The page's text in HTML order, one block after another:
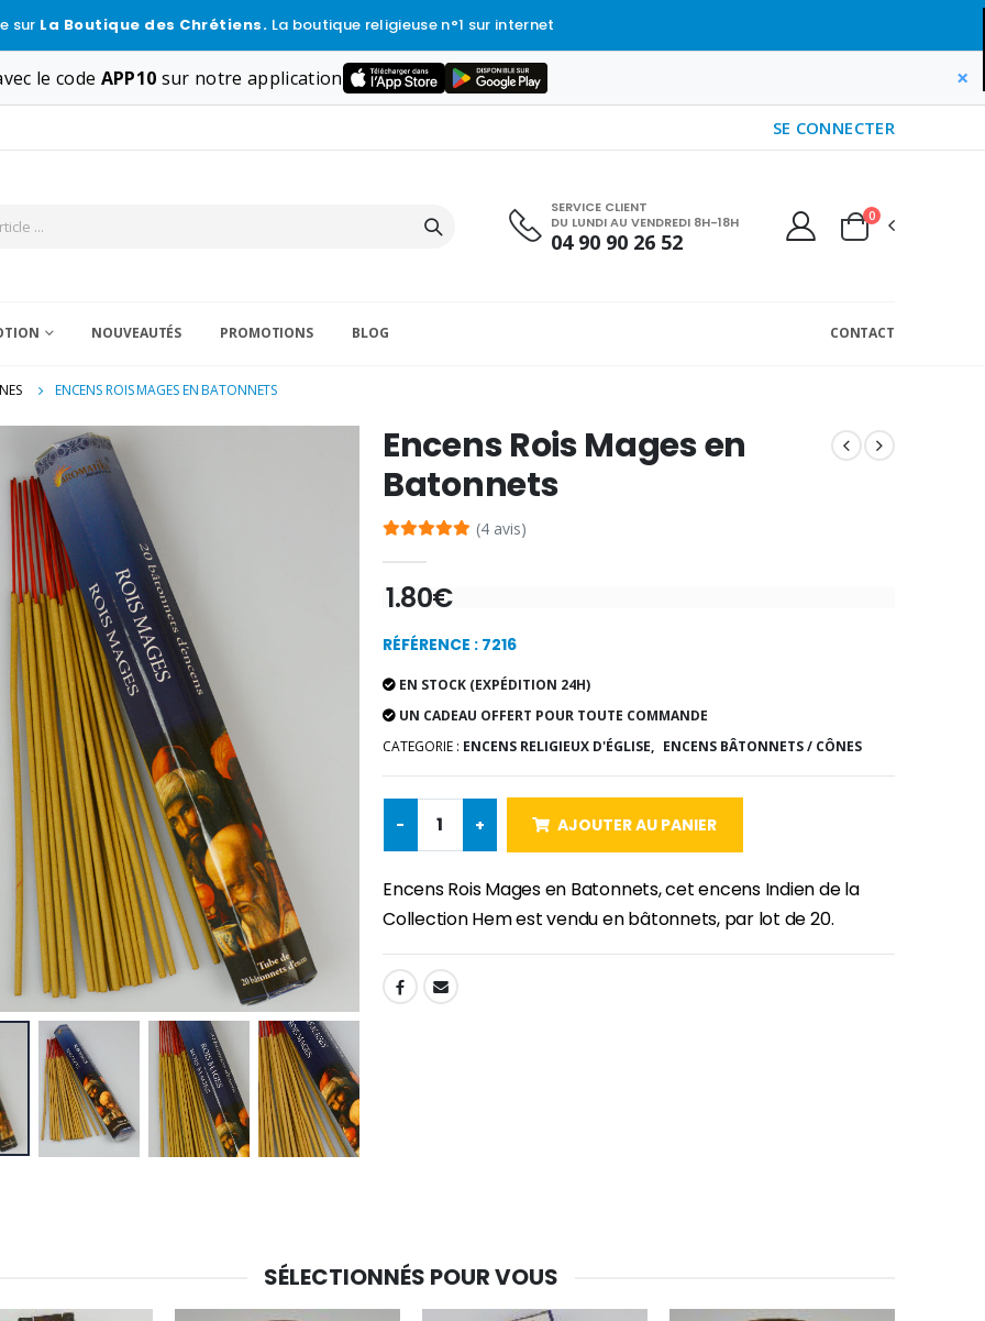
sur La Boutique des Chrétiens. La boutique religieuse n°1 sur internet
le code APP10 sur notre application ×
SE CONNECTER
SERVICE CLIENT
DU LUNDI AU VENDREDI 8H-18H
04 90 90 26 52
0
NOUVEAUTÉS PROMOTIONS BLOG CONTACT
ENCENS ROIS MAGES EN BATONNETS
Encens Rois Mages en
Batonnets
(4 avis)
1.80€
RÉFÉRENCE : 7216
EN STOCK (EXPÉDITION 24H)
UN CADEAU OFFERT POUR TOUTE COMMANDE
CATEGORIE : ENCENS RELIGIEUX D'ÉGLISE, ENCENS BÂTONNETS / CÔNES
- + AJOUTER AU PANIER
Encens Rois Mages en Batonnets, cet encens Indien de la
Collection Hem est vendu en bâtonnets, par lot de 20.
SHARE:
SÉLECTIONNÉS POUR VOUS